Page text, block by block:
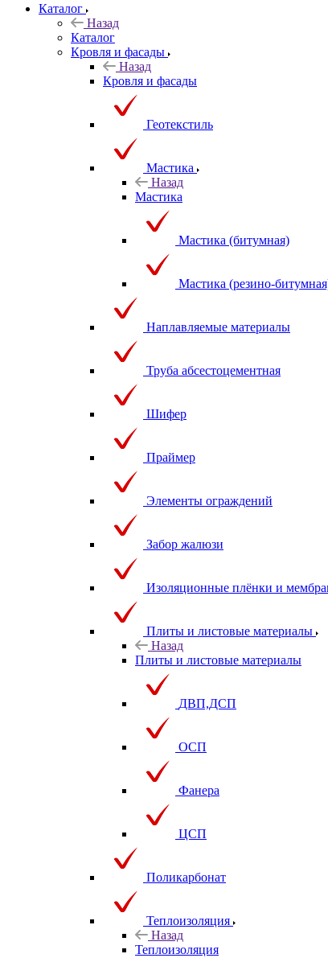
Каталог
Назад
Каталог
Кровля и фасады
Назад
Кровля и фасады
Геотекстиль
Мастика
Назад
Мастика
Мастика (битумная)
Мастика (резино-
Наплавляемые материалы
Труба абсестоцементная
Шифер
Праймер
Элементы ограждений
Забор жалюзи
Изоляционные плёнки и
Плиты и листовые материалы
Назад
Плиты и листовые материалы
ДВП,ДСП
ОСП
Фанера
ЦСП
Поликарбонат
Теплоизоляция
Назад
Теплоизоляция